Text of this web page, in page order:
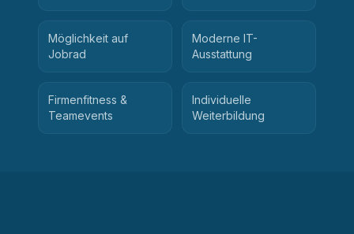
Möglichkeit auf
Jobrad
Moderne IT-
Ausstattung
Firmenfitness &
Teamevents
Individuelle
Weiterbildung